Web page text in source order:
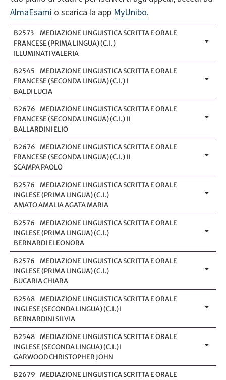
AlmaEsami o scarica la app MyUnibo.
B2573
MEDIAZIONE LINGUISTICA SCRITTA E ORALE
FRANCESE (PRIMA LINGUA) (C.I.)
ILLUMINATI VALERIA
B2545
MEDIAZIONE LINGUISTICA SCRITTA E ORALE
FRANCESE (SECONDA LINGUA) (C.I.) I
BALDI LUCIA
B2676 MEDIAZIONE LINGUISTICA SCRITTA E ORALE
FRANCESE (SECONDA LINGUA) (C.I.) II
BALLARDINI ELIO
B2676 MEDIAZIONE LINGUISTICA SCRITTA E ORALE
FRANCESE (SECONDA LINGUA) (C.I.) II
SCAMPA PAOLO
B2576
MEDIAZIONE LINGUISTICA SCRITTA E ORALE
INGLESE (PRIMA LINGUA) (C.I.)
AMATO AMALIA AGATA MARIA
B2576
MEDIAZIONE LINGUISTICA SCRITTA E ORALE
INGLESE (PRIMA LINGUA) (C.I.)
BERNARDI ELEONORA
B2576
MEDIAZIONE LINGUISTICA SCRITTA E ORALE
INGLESE (PRIMA LINGUA) (C.I.)
BUCARIA CHIARA
B2548 MEDIAZIONE LINGUISTICA SCRITTA E ORALE
INGLESE (SECONDA LINGUA) (C.I.) I
BERNARDINI SILVIA
B2548 MEDIAZIONE LINGUISTICA SCRITTA E ORALE
INGLESE (SECONDA LINGUA) (C.I.) I
GARWOOD CHRISTOPHER JOHN
B2679 MEDIAZIONE LINGUISTICA SCRITTA E ORALE